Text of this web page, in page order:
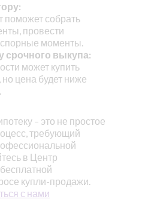
собрать
провести
моменты.
срочного выкупа:
может купить
но цена будет ниже
– это не простое
требующий
в Центр
купли-продажи.
с нами